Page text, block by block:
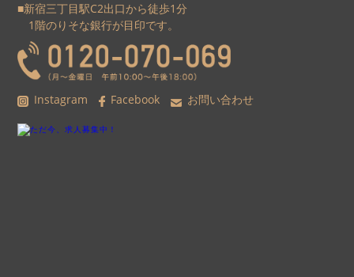
■新宿三丁目駅C2出口から徒歩1分
1階のりそな銀行が目印です。
Instagram Facebook お問い合わせ